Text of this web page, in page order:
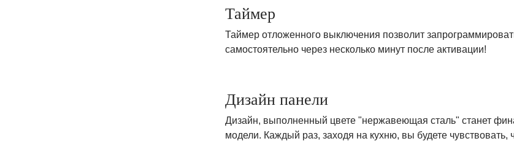
Таймер
Таймер отложенного выключения позволит
самостоятельно через несколько минут после активации!
Дизайн панели
Дизайн, выполненный цвете "нержавеющая сталь" станет
модели. Каждый раз, заходя на кухню, вы будете